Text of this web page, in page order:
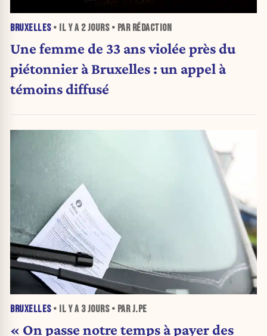
BRUXELLES• IL Y A 2 JOURS• PAR RÉDACTION
Une femme de 33 ans violée près du
piétonnier à Bruxelles : un appel à
témoins diffusé
BRUXELLES• IL Y A 3 JOURS• PAR J.PE
« On passe notre temps à payer des